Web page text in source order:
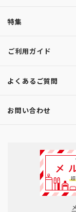
特集
ご利用ガイド
よくあるご質問
お問い合わせ